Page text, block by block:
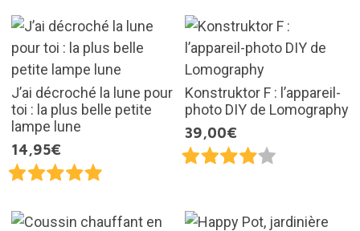
J’ai décroché la lune pour
toi : la plus belle petite
lampe lune
14,95€
Konstruktor F : l’appareil-
photo DIY de Lomography
39,00€